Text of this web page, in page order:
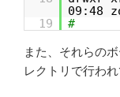
09:48
19
#
また、それらの
レクトリで行わ